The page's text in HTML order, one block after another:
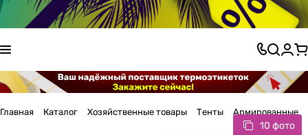
Главная Каталог Хозяйственные товары Тенты Армированные
10 фото